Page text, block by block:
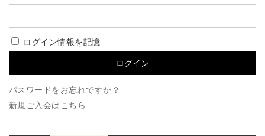
ログイン情報を記憶
パスワードをお忘れですか？
新規ご入会はこちら